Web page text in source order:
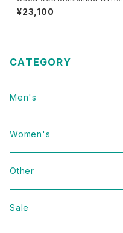
al News Paper Photo grap
hic T-Shirt Size L 古着
¥23,100
CATEGORY
Men's
Vintage
Domestic
Jacket
Women's
Vintage
Domestic
Other
bag
Sale